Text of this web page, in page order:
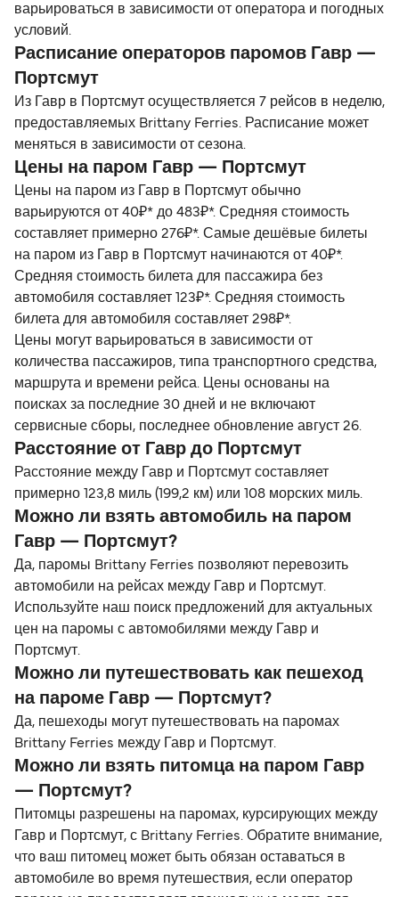
варьироваться в зависимости от оператора и погодных
условий.
Расписание операторов паромов Гавр —
Портсмут
Из Гавр в Портсмут осуществляется 7 рейсов в неделю,
предоставляемых Brittany Ferries. Расписание может
меняться в зависимости от сезона.
Цены на паром Гавр — Портсмут
Цены на паром из Гавр в Портсмут обычно
варьируются от 40₽* до 483₽*. Средняя стоимость
составляет примерно 276₽*. Самые дешёвые билеты
на паром из Гавр в Портсмут начинаются от 40₽*.
Средняя стоимость билета для пассажира без
автомобиля составляет 123₽*. Средняя стоимость
билета для автомобиля составляет 298₽*.
Цены могут варьироваться в зависимости от
количества пассажиров, типа транспортного средства,
маршрута и времени рейса. Цены основаны на
поисках за последние 30 дней и не включают
сервисные сборы, последнее обновление август 26.
Расстояние от Гавр до Портсмут
Расстояние между Гавр и Портсмут составляет
примерно 123,8 миль (199,2 км) или 108 морских миль.
Можно ли взять автомобиль на паром
Гавр — Портсмут?
Да, паромы Brittany Ferries позволяют перевозить
автомобили на рейсах между Гавр и Портсмут.
Используйте наш поиск предложений для актуальных
цен на паромы с автомобилями между Гавр и
Портсмут.
Можно ли путешествовать как пешеход
на пароме Гавр — Портсмут?
Да, пешеходы могут путешествовать на паромах
Brittany Ferries между Гавр и Портсмут.
Можно ли взять питомца на паром Гавр
— Портсмут?
Питомцы разрешены на паромах, курсирующих между
Гавр и Портсмут, с Brittany Ferries. Обратите внимание,
что ваш питомец может быть обязан оставаться в
автомобиле во время путешествия, если оператор